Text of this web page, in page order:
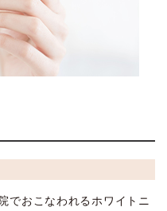
でおこなわれるホワイトニ